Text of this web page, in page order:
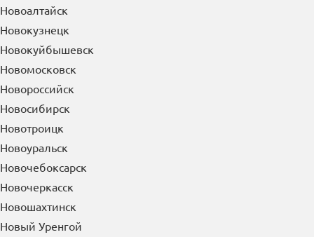
Нефтеюганск
Нижневартовск
Нижнекамск
Нижний Новгород
Нижний Тагил
Новоалтайск
Новокузнецк
Новокуйбышевск
Новомосковск
Новороссийск
Новосибирск
Новотроицк